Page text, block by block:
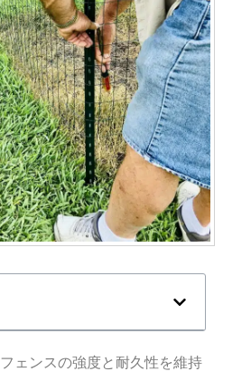
フェンスの強度と耐久性を維持